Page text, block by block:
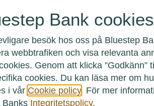
Bank cookies
besök hos oss på Bluestep
webbtrafiken och visa relevanta
Genom att klicka ”Godkänn”
cookies. Du kan läsa mer om
i vår Cookie policy. För mer
Banks Integritetspolicy.
spenderar mest pengar på
för dessa utgifter och se
genom smarta val, som att